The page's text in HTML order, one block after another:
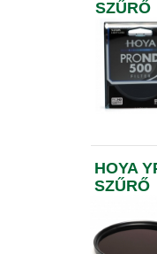
SZŰRŐ
HOYA
SZŰRŐ